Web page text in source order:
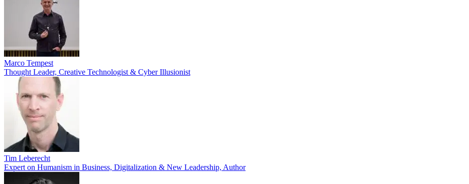
Marco Tempest
Thought Leader, Creative Technologist & Cyber Illusionist
Tim Leberecht
Expert on Humanism in Business, Digitalization & New Leadership, Author